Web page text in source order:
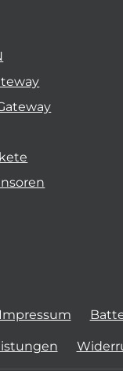
Impressum